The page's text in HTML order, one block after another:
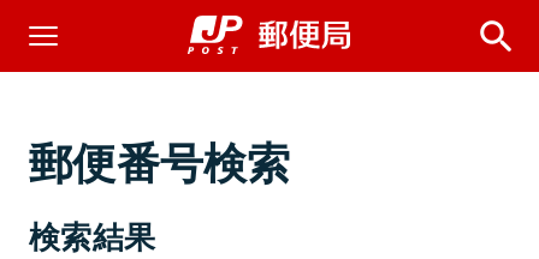
郵便番号検索
検索結果